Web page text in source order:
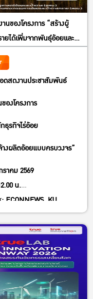
ยเกษตรศาสตร์
ณ์มหาวิทยาลัย
กาศสะอาดประเทศไทย
นของโครงการ “สร้างผู้
ยได้เพิ่มจากพันธุ์อ้อยและ
ดสดงานประชาสัมพันธ์
องโครงการ
ธุรกิจไร่อ้อย
งผลิตอ้อยแบบครบวงจร”
าคม 2569
น.